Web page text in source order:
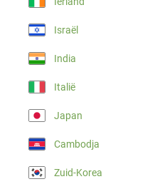
Israël
India
Italië
Japan
Cambodja
Zuid-Korea